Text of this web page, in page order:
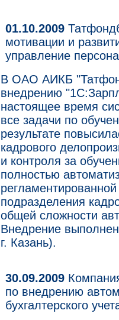
01.10.2009
мотивации и
управление
В ОАО АИКБ
внедрению
настоящее время
все задачи по
результате
кадрового
и контроля за
полностью
подразделения
общей сложности
Внедрение
г. Казань).
30.09.2009
по внедрению
бухгалтерского